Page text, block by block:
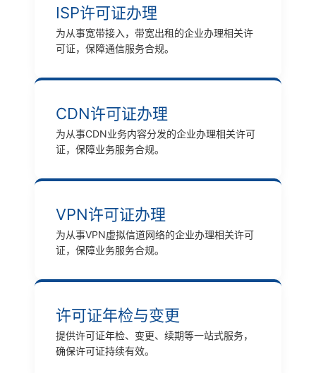
ISP许可证办理
为从事宽带接入，带宽出租的企业办理相关许
可证，保障通信服务合规。
CDN许可证办理
为从事CDN业务内容分发的企业办理相关许可
证，保障业务服务合规。
VPN许可证办理
为从事VPN虚拟信道网络的企业办理相关许可
证，保障业务服务合规。
许可证年检与变更
提供许可证年检、变更、续期等一站式服务，
确保许可证持续有效。